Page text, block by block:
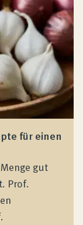
für einen
gut
Prof.